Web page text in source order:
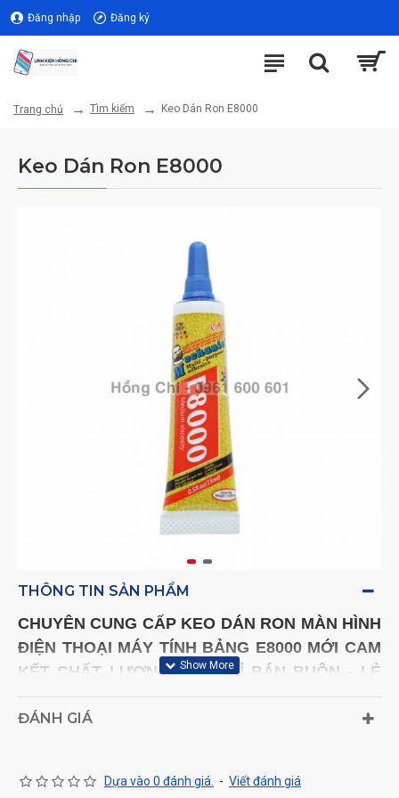
Đăng nhập Đăng ký
Trang chủ Tìm kiếm Keo Dán Ron E8000
Keo Dán Ron E8000
THÔNG TIN SẢN PHẨM
CHUYÊN CUNG CẤP KEO DÁN RON MÀN HÌNH
ĐIỆN THOẠI MÁY TÍNH BẢNG E8000MỚICAM
KẾT CHẤT LƯỢNG. ĐỊA CHỈ BÁN BUÔN - LẺ
ĐÁNH GIÁ
Dựa vào 0 đánh giá. - Viết đánh giá